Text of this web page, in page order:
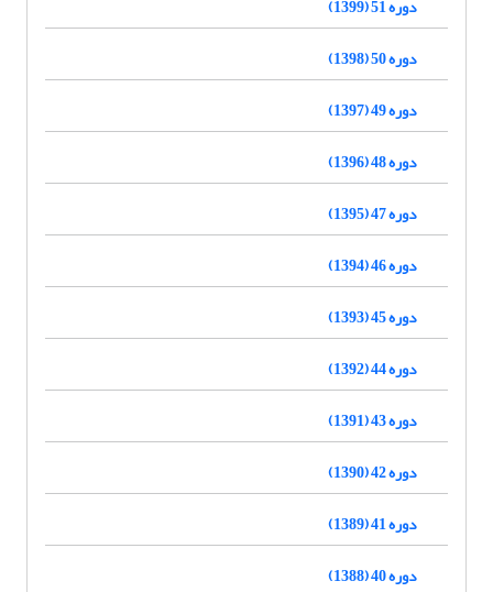
دوره 51 (1399)
دوره 50 (1398)
دوره 49 (1397)
دوره 48 (1396)
دوره 47 (1395)
دوره 46 (1394)
دوره 45 (1393)
دوره 44 (1392)
دوره 43 (1391)
دوره 42 (1390)
دوره 41 (1389)
دوره 40 (1388)